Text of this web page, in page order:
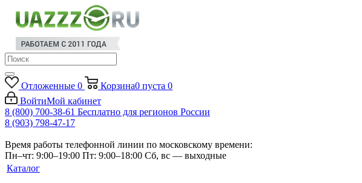
Отложенные 0 Корзина0 пуста 0
ВойтиМой кабинет
8 (800) 700-38-61 Бесплатно для регионов России
8 (903) 798-47-17
Время работы телефонной линии по московскому времени:
Пн–чт: 9:00–19:00 Пт: 9:00–18:00 Сб, вс — выходные
Каталог